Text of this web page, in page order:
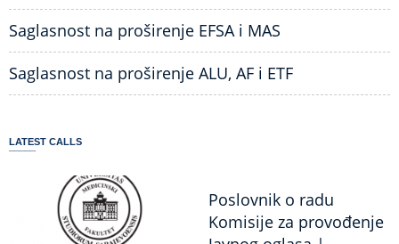
Saglasnost na proširenje EFSA i MAS
Saglasnost na proširenje ALU, AF i ETF
LATEST CALLS
Poslovnik o radu
Komisije za provođenje